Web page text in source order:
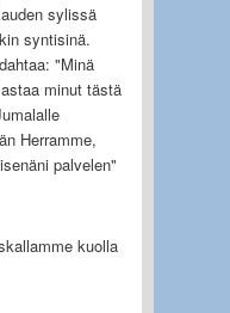
sylissä
syntisinä.
"Minä
minut tästä
Herramme,
palvelen"
kuolla